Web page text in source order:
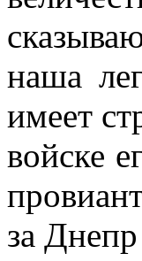
наша
имеет
войске
за